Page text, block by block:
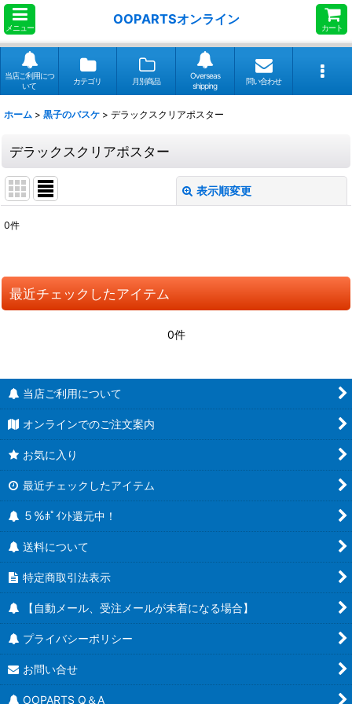
メニュー
OOPARTSオンライン
カート
当店ご利用につ
いて
カテゴリ 月別商品
Overseas
shipping
問い合わせ
ホーム > 黒子のバスケ > デラックスクリアポスター
デラックスクリアポスター
表示順変更
並び順:
0件
最近チェックしたアイテム
0件
当店ご利用について
オンラインでのご注文案内
お気に入り
最近チェックしたアイテム
５％ﾎﾟｲﾝﾄ還元中！
送料について
特定商取引法表示
【自動メール、受注メールが未着になる場合】
プライバシーポリシー
お問い合せ
OOPARTS Q＆A